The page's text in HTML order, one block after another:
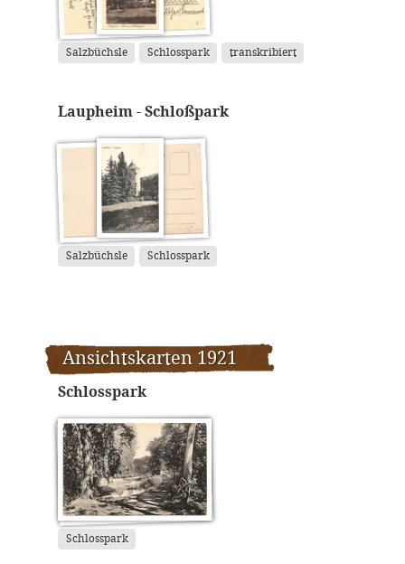
Salzbüchsle Schlosspark transkribiert
Laupheim - Schloßpark
Salzbüchsle Schlosspark
Ansichtskarten 1921
Schlosspark
Schlosspark